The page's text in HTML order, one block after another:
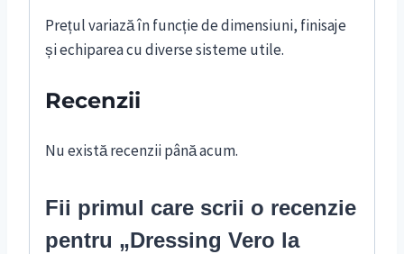
Prețul variază în funcție de dimensiuni, finisaje
și echiparea cu diverse sisteme utile.
Recenzii
Nu există recenzii până acum.
Fii primul care scrii o recenzie
pentru „Dressing Vero la